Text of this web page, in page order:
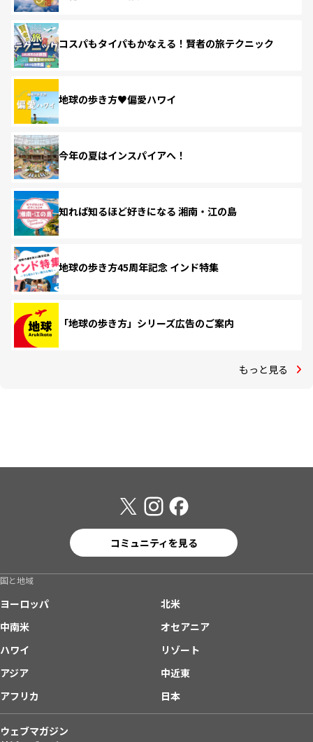
コスパもタイパもかなえる！賢者の旅テクニック
地球の歩き方♥偏愛ハワイ
今年の夏はインスパイアへ！
知れば知るほど好きになる 湘南・江の島
地球の歩き方45周年記念 インド特集
「地球の歩き方」シリーズ広告のご案内
もっと見る
コミュニティを見る
国と地域
ヨーロッパ
北米
中南米
オセアニア
ハワイ
リゾート
アジア
中近東
アフリカ
日本
ウェブマガジン